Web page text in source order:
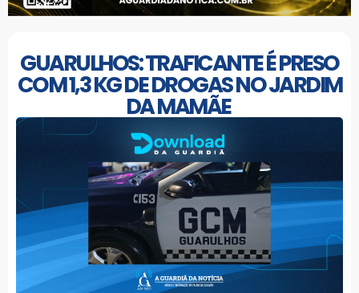
GUARULHOS: TRAFICANTE É PRESO
COM 1,3 KG DE DROGAS NO JARDIM
DA MAMÃE